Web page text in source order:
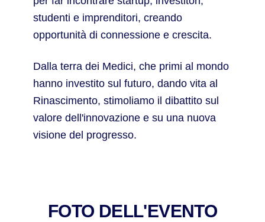
studenti e imprenditori, creando
opportunità di connessione e crescita.
Dalla terra dei Medici, che primi al mondo
hanno investito sul futuro, dando vita al
Rinascimento, stimoliamo il dibattito sul
valore dell'innovazione e su una nuova
visione del progresso.
FOTO DELL'EVENTO